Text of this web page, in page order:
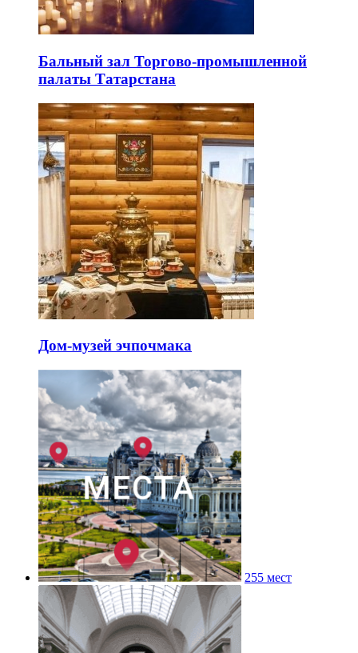
Бальный зал Торгово-промышленной
палаты Татарстана
Дом-музей эчпочмака
255 мест